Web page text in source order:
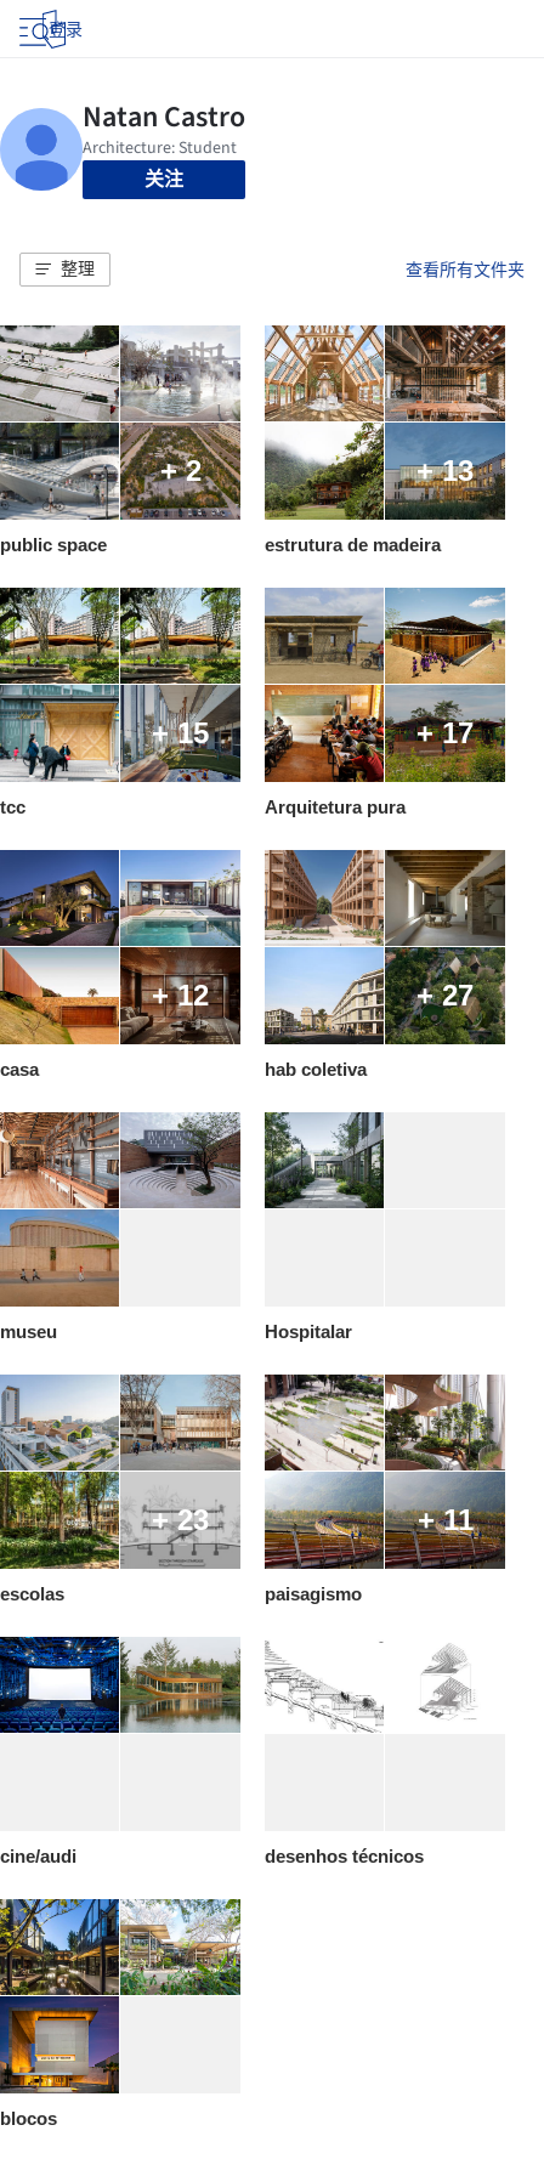
登录
关注
整理 查看所有文件夹
+ 2
public space
+ 13
estrutura de madeira
+ 15
tcc
+ 17
Arquitetura pura
+ 12
casa
+ 27
hab coletiva
museu Hospitalar
+ 23
escolas
+ 11
paisagismo
cine/audi desenhos técnicos
blocos